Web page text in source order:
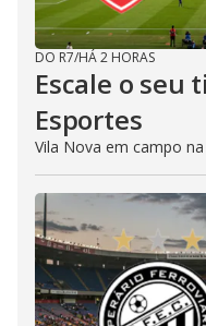
DO R7/HÁ 2 HORAS
Escale o seu
Esportes
Vila Nova em campo na